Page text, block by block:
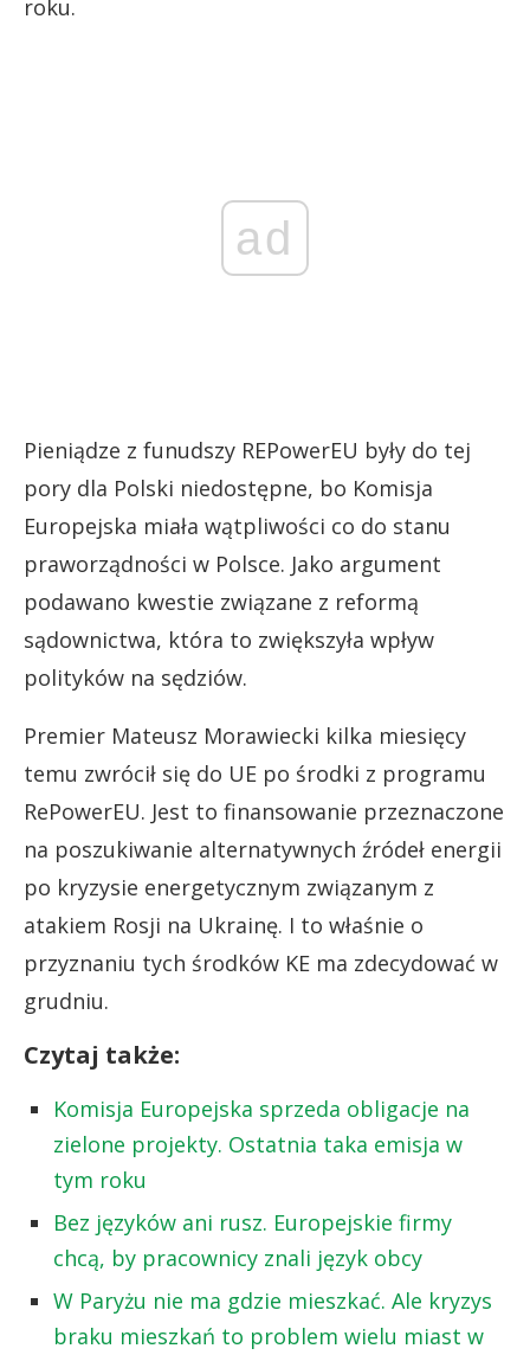
roku.
ad
Pieniądze z funudszy REPowerEU były do tej
pory dla Polski niedostępne, bo Komisja
Europejska miała wątpliwości co do stanu
praworządności w Polsce. Jako argument
podawano kwestie związane z reformą
sądownictwa, która to zwiększyła wpływ
polityków na sędziów.
Premier Mateusz Morawiecki kilka miesięcy
temu zwrócił się do UE po środki z programu
RePowerEU. Jest to finansowanie przeznaczone
na poszukiwanie alternatywnych źródeł energii
po kryzysie energetycznym związanym z
atakiem Rosji na Ukrainę. I to właśnie o
przyznaniu tych środków KE ma zdecydować w
grudniu.
Czytaj także:
Komisja Europejska sprzeda obligacje na
zielone projekty. Ostatnia taka emisja w
tym roku
Bez języków ani rusz. Europejskie firmy
chcą, by pracownicy znali język obcy
W Paryżu nie ma gdzie mieszkać. Ale kryzys
braku mieszkań to problem wielu miast w